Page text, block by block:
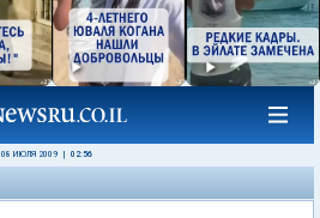
08 ИЮЛЯ 2009 02:56